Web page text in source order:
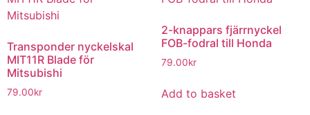
Transponder nyckelskal
MIT11R Blade för
Mitsubishi
79.00kr
2-knappars fjärrnyckel
FOB-fodral till Honda
79.00kr
Add to basket